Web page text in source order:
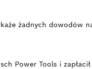
żadnych dowodów
Power Tools i